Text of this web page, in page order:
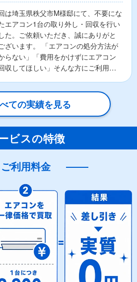
は埼玉県秩父市M様邸にて、不要にな
エアコン1台の取り外し・回収を行い
た。ご依頼いただき、誠にありがと
ざいます。 「エアコンの処分方法が
らない」「費用をかけずにエアコン
収してほしい」そんな方にご利用い
ての実績を見る
ビスの特徴
ご利用料金